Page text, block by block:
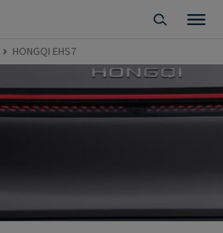
HONGQI EHS7